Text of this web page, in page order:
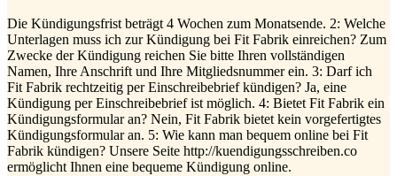
Die Kündigungsfrist beträgt 4 Wochen zum Monatsende. 2: Welche
Unterlagen muss ich zur Kündigung bei Fit Fabrik einreichen? Zum
Zwecke der Kündigung reichen Sie bitte Ihren vollständigen
Namen, Ihre Anschrift und Ihre Mitgliedsnummer ein. 3: Darf ich
Fit Fabrik rechtzeitig per Einschreibebrief kündigen? Ja, eine
Kündigung per Einschreibebrief ist möglich. 4: Bietet Fit Fabrik ein
Kündigungsformular an? Nein, Fit Fabrik bietet kein vorgefertigtes
Kündigungsformular an. 5: Wie kann man bequem online bei Fit
Fabrik kündigen? Unsere Seite http://kuendigungsschreiben.co
ermöglicht Ihnen eine bequeme Kündigung online.